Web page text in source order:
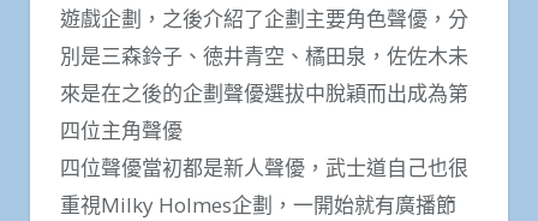
遊戲企劃，之後介紹了企劃主要角色聲優，分
別是三森鈴子、徳井青空、橘田泉，佐佐木未
來是在之後的企劃聲優選拔中脫穎而出成為第
四位主角聲優
四位聲優當初都是新人聲優，武士道自己也很
重視Milky Holmes企劃，一開始就有廣播節